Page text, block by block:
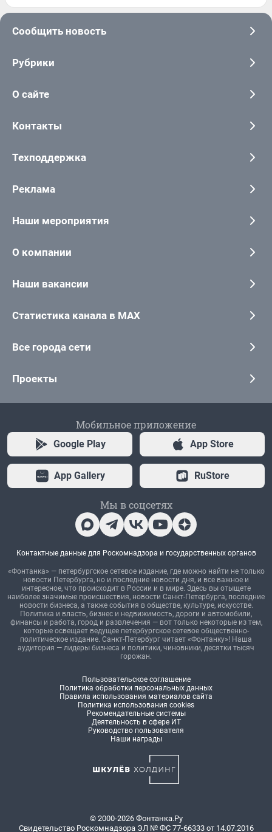
Сообщить новость
Рубрики
О сайте
Контакты
Техподдержка
Реклама
Наши мероприятия
О компании
Наши вакансии
Статистика канала в MAX
Все города сети
Проекты
Мобильное приложение
Google Play App Store
App Gallery RuStore
Мы в соцсетях
Контактные данные для Роскомнадзора и государственных органов
«Фонтанка» — петербургское сетевое издание, где можно найти не только
новости Петербурга, но и последние новости дня, и все важное и
интересное, что происходит в России и в мире. Здесь вы отыщете
наиболее значимые происшествия, новости Санкт-Петербурга, последние
новости бизнеса, а также события в обществе, культуре, искусстве.
Политика и власть, бизнес и недвижимость, дороги и автомобили,
финансы и работа, город и развлечения — вот только некоторые из тем,
которые освещает ведущее петербургское сетевое общественно-
политическое издание. Санкт-Петербург читает «Фонтанку»! Наша
аудитория — лидеры бизнеса и политики, чиновники, десятки тысяч
горожан.
Пользовательское соглашение
Политика обработки персональных данных
Правила использования материалов сайта
Политика использования cookies
Рекомендательные системы
Деятельность в сфере ИТ
Руководство пользователя
Наши награды
© 2000-2026 Фонтанка.Ру
Свидетельство Роскомнадзора ЭЛ № ФС 77-66333 от 14.07.2016